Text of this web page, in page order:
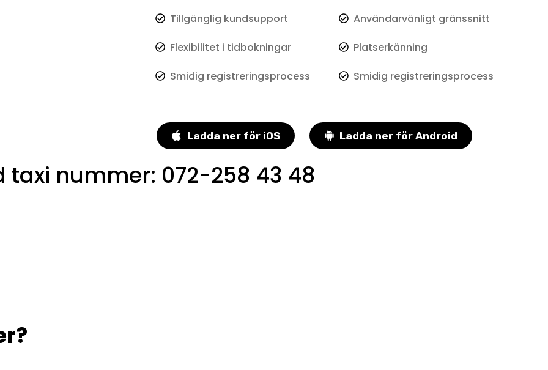
Tillgänglig kundsupport
Flexibilitet i tidbokningar
Smidig registreringsprocess
Användarvänligt gränssnitt
Platserkänning
Smidig registreringsprocess
Ladda ner för iOS Ladda ner för Android
taxi nummer: 072-258 43 48